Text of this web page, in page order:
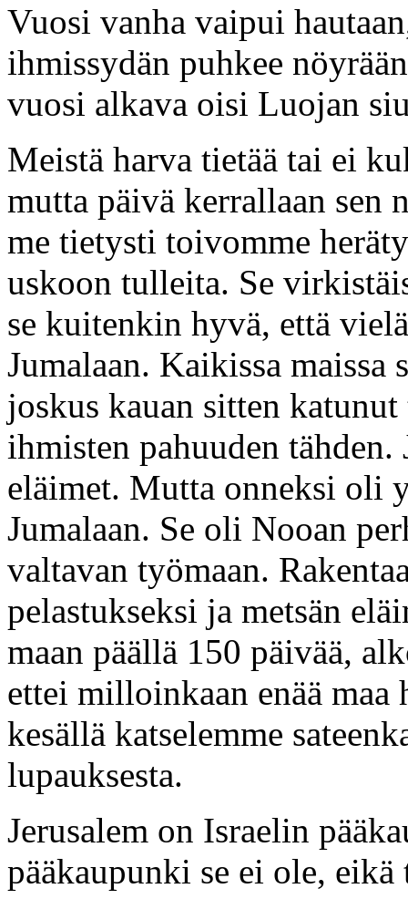
Vuosi vanha vaipui
ihmissydän puhkee
vuosi alkava oisi Luojan
Meistä harva tietää tai ei
mutta päivä kerrallaan sen
me tietysti toivomme
uskoon tulleita. Se
se kuitenkin hyvä, että
Jumalaan. Kaikissa maissa
joskus kauan sitten
ihmisten pahuuden
eläimet. Mutta onneksi oli
Jumalaan. Se oli Nooan
valtavan työmaan.
pelastukseksi ja metsän
maan päällä 150 päivää,
ettei milloinkaan enää maa
kesällä katselemme
lupauksesta.
Jerusalem on Israelin
pääkaupunki se ei ole,